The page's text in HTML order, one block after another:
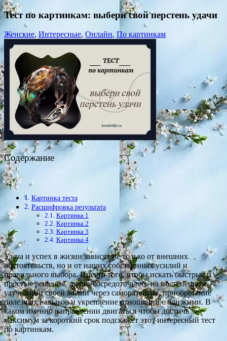
Тест по картинкам: выбери свой перстень удачи
Женские, Интересные, Онлайн, По картинкам
Содержание
Картинка теста
Расшифровка результата
Картинка 1
Картинка 2
Картинка 3
Картинка 4
Удача и успех в жизни зависят не только от внешних
обстоятельств, но и от наших собственных усилий и
правильного выбора. Вместо того, чтобы искать быстрые и
простые решения, лучше сосредоточьтесь на постепенном
улучшении своей жизни через саморазвитие, приобретение
полезных навыков и укрепление отношений с близкими. В
каком именно направлении двигаться чтобы достичь
максимум за короткий срок подскажет этот интересный тест
по картинкам.